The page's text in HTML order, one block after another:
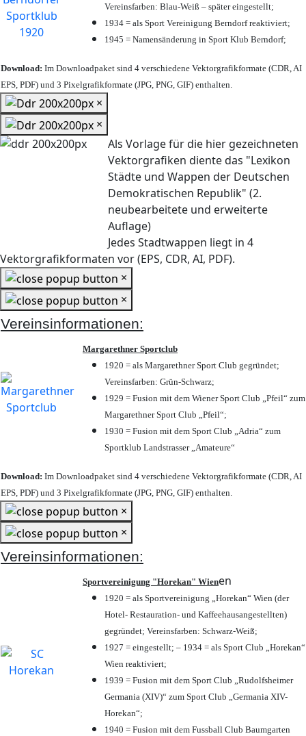
Vereinsfarben: Blau-Weiß – später eingestellt;
1934 = als Sport Vereinigung Berndorf reaktiviert;
1945 = Namensänderung in Sport Klub Berndorf;
Download: Im Downloadpaket sind 4 verschiedene Vektorgrafikformate (CDR, AI
EPS, PDF) und 3 Pixelgrafikformate (JPG, PNG, GIF) enthalten.
×
×
Als Vorlage für die hier gezeichneten
Vektorgrafiken diente das "Lexikon
Städte und Wappen der Deutschen
Demokratischen Republik" (2.
neubearbeitete und erweiterte
Auflage)
Jedes Stadtwappen liegt in 4
Vektorgrafikformaten vor (EPS, CDR, AI, PDF).
×
×
Vereinsinformationen:
Margarethner Sportclub
1920 = als Margarethner Sport Club gegründet;
Vereinsfarben: Grün-Schwarz;
1929 = Fusion mit dem Wiener Sport Club „Pfeil“ zum
Margarethner Sport Club „Pfeil“;
1930 = Fusion mit dem Sport Club „Adria“ zum
Sportklub Landstrasser „Amateure“
Download: Im Downloadpaket sind 4 verschiedene Vektorgrafikformate (CDR, AI
EPS, PDF) und 3 Pixelgrafikformate (JPG, PNG, GIF) enthalten.
×
×
Vereinsinformationen:
Sportvereinigung "Horekan" Wienen
1920 = als Sportvereinigung „Horekan“ Wien (der
Hotel- Restauration- und Kaffeehausangestellten)
gegründet; Vereinsfarben: Schwarz-Weiß;
1927 = eingestellt; – 1934 = als Sport Club „Horekan“
Wien reaktiviert;
1939 = Fusion mit dem Sport Club „Rudolfsheimer
Germania (XIV)“ zum Sport Club „Germania XIV-
Horekan“;
1940 = Fusion mit dem Fussball Club Baumgarten